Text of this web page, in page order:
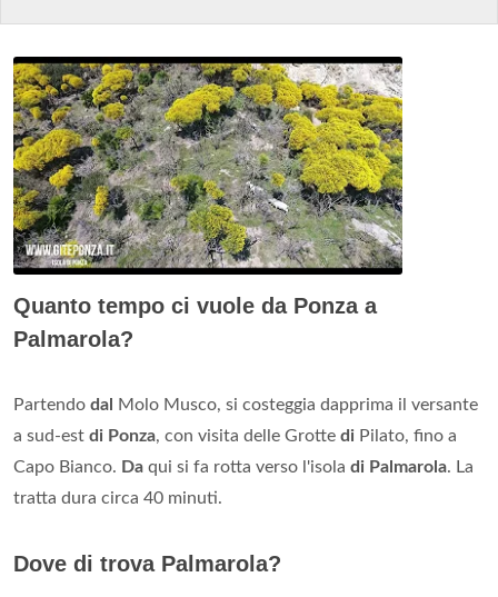
Quanto tempo ci vuole da Ponza a
Palmarola?
Partendo dal
Molo Musco, si costeggia dapprima il versante
a sud-est di Ponza, con visita delle Grotte di Pilato, fino a
Capo Bianco. Da qui si fa rotta verso l'isola di Palmarola. La
tratta dura circa 40 minuti.
Dove di trova Palmarola?